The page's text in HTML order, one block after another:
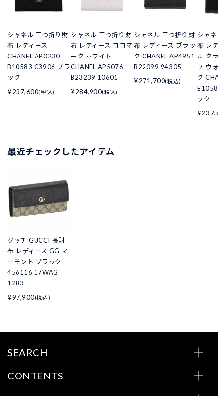
シャネル 三つ折り財
布 レディース
CHANEL AP0230
B10583 C3906 ブラ
ック
¥237,600(税込)
シャネル 三つ折り財
布 レディース ココマ
ーク ホワイト
CHANEL AP5076
B23239 10601
¥284,900(税込)
シャネル 三つ折り財
布 レディース ブラッ
ク CHANEL AP4951
B22099 94305
¥271,700(税込)
シャ
布 レ
ル ク
プ ウ
ク
ック
最近チェックしたアイテム
グッチ GUCCI 長財
布 レディース GG マ
ーモント ブラック
456116 17WAG
1283
¥97,900(税込)
SEARCH
CONTENTS